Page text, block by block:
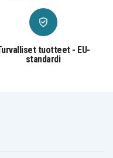
tuotteet - EU-
standardi